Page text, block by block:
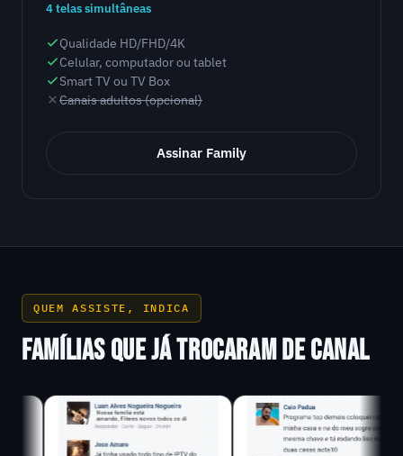
4 telas simultâneas
Qualidade HD/FHD/4K
Celular, computador ou tablet
Smart TV ou TV Box
Canais adultos (opcional)
Assinar Family
QUEM ASSISTE, INDICA
FAMÍLIAS QUE JÁ TROCARAM DE CANAL